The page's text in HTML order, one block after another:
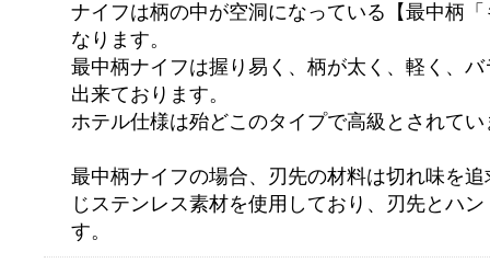
ナイフは柄の中が空洞になっている【最中柄
なります。
最中柄ナイフは握り易く、柄が太く、軽く、
出来ております。
ホテル仕様は殆どこのタイプで高級とされてい
最中柄ナイフの場合、刃先の材料は切れ味を
じステンレス素材を使用しており、刃先とハ
す。